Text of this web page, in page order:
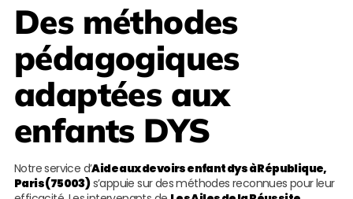
Des méthodes
pédagogiques
adaptées aux
enfants DYS
Notre service d’Aide aux devoirs enfant dys à République,
Paris (75003)s’appuie sur des méthodes reconnues pour leur